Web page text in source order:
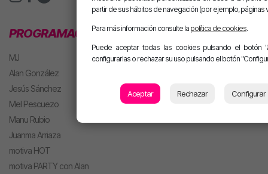
PROGRAMACIÓN
MJ
Alan González
Jesús Sánchez
Mel Pescuezo
Manu Rubio
Juanma Arriaza
motiva HOT
motiva PARTY con Alan
partir de sus hábitos de navegación (por ejemplo, páginas
Para más información consulte la política de cookies.
Puede aceptar todas las cookies pulsando el botón
configurarlas o rechazar su uso pulsando el botón
Aceptar Rechazar Configurar